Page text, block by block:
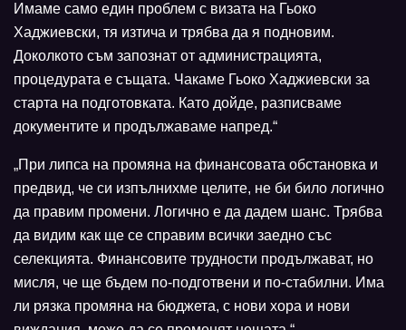
Имаме само един проблем с визата на Гьоко
Хаджиевски, тя изтича и трябва да я подновим.
Доколкото съм запознат от администрацията,
процедурата е същата. Чакаме Гьоко Хаджиевски за
старта на подготовката. Като дойде, разписваме
документите и продължаваме напред.“
„При липса на промяна на финансовата обстановка и
предвид, че си изпълнихме целите, не би било логично
да правим промени. Логично е да дадем шанс. Трябва
да видим как ще се справим всички заедно със
селекцията. Финансовите трудности продължават, но
мисля, че ще бъдем по-подготвени и по-стабилни. Има
ли рязка промяна на бюджета, с нови хора и нови